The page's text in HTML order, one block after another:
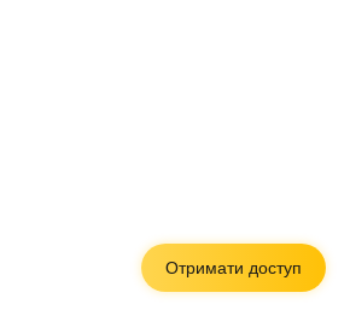
Отримати доступ